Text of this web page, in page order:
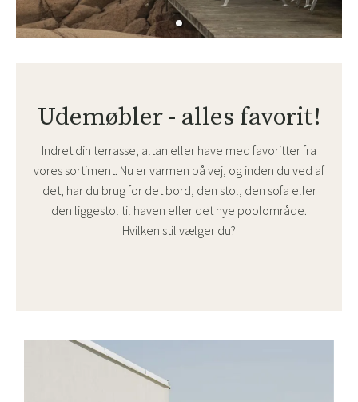
Udemøbler - alles favorit!
Indret din terrasse, altan eller have med favoritter fra
vores sortiment. Nu er varmen på vej, og inden du ved af
det, har du brug for det bord, den stol, den sofa eller
den liggestol til haven eller det nye poolområde.
Hvilken stil vælger du?